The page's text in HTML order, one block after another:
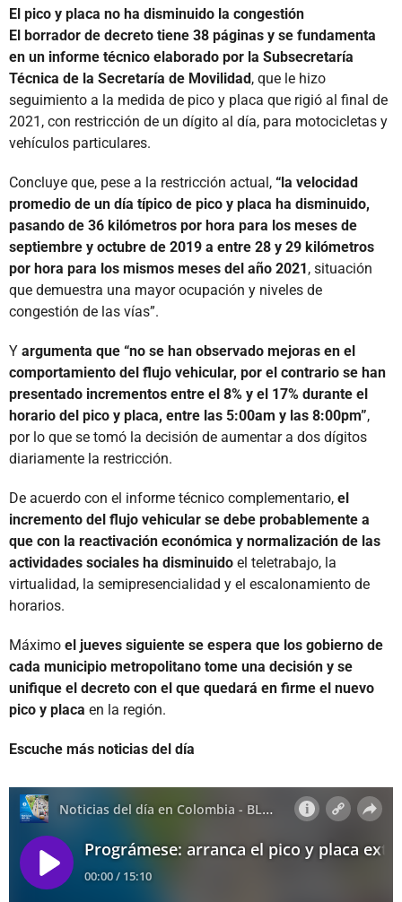
El pico y placa no ha disminuido la congestión
El borrador de decreto tiene 38 páginas y se fundamenta
en un informe técnico elaborado por la Subsecretaría
Técnica de la Secretaría de Movilidad, que le hizo
seguimiento a la medida de pico y placa que rigió al final de
2021, con restricción de un dígito al día, para motocicletas y
vehículos particulares.
Concluye que, pese a la restricción actual, “la velocidad
promedio de un día típico de pico y placa ha disminuido,
pasando de 36 kilómetros por hora para los meses de
septiembre y octubre de 2019 a entre 28 y 29 kilómetros
por hora para los mismos meses del año 2021, situación
que demuestra una mayor ocupación y niveles de
congestión de las vías”.
Y argumenta que “no se han observado mejoras en el
comportamiento del flujo vehicular, por el contrario se han
presentado incrementos entre el 8% y el 17% durante el
horario del pico y placa, entre las 5:00am y las 8:00pm”,
por lo que se tomó la decisión de aumentar a dos dígitos
diariamente la restricción.
De acuerdo con el informe técnico complementario, el
incremento del flujo vehicular se debe probablemente a
que con la reactivación económica y normalización de las
actividades sociales ha disminuido el teletrabajo, la
virtualidad, la semipresencialidad y el escalonamiento de
horarios.
Máximo el jueves siguiente se espera que los gobierno de
cada municipio metropolitano tome una decisión y se
unifique el decreto con el que quedará en firme el nuevo
pico y placa en la región.
Escuche más noticias del día